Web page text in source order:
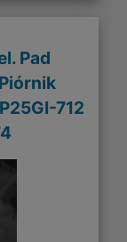
Pad
712